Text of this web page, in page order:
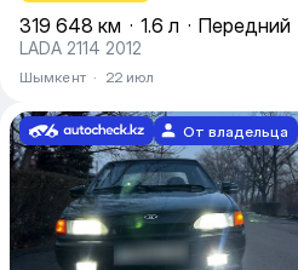
319 648 км · 1.6 л · Передний
LADA 2114 2012
Шымкент · 22 июл
От владельца